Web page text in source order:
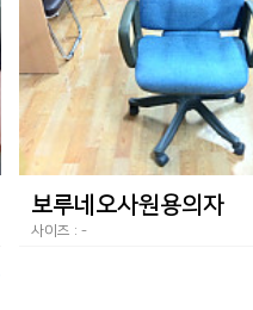
보루네오사원용의자
사이즈 : -